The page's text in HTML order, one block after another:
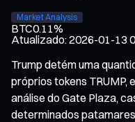
Market Analysis
BTC0.11%
Atualizado:2026-01-13
Trump detém uma
próprios tokens TRUMP,
análise do Gate Plaza,
determinados